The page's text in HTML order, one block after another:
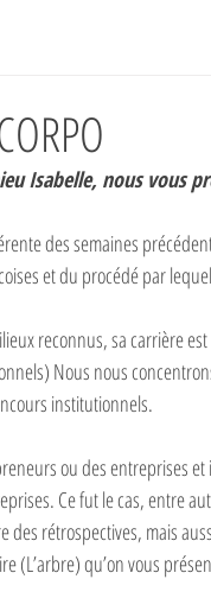
Isabelle, nous vous
des semaines
et du procédé par
reconnus, sa carrière
Nous nous
institutionnels.
ou des entreprises
Ce fut le cas, entre
rétrospectives, mais
(L’arbre) qu’on vous